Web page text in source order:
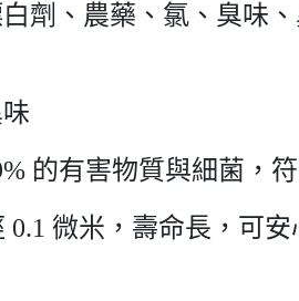
劑、農藥、氯、臭味
的有害物質與細菌，
微米，壽命長，可